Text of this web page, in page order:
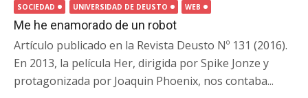
SOCIEDAD
UNIVERSIDAD DE DEUSTO WEB
Me he enamorado de un robot
Artículo publicado en la Revista Deusto Nº 131 (2016).
En 2013, la película Her, dirigida por Spike Jonze y
protagonizada por Joaquin Phoenix, nos contaba...